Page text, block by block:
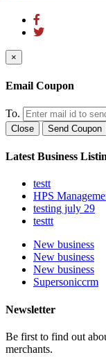
×
Email Coupon
To.
Close Send Coupon
Latest Business
testt
HPS
testing july 29
testtt
New business
New business
New business
Supersoniccrm
Newsletter
Be first to find out
merchants.